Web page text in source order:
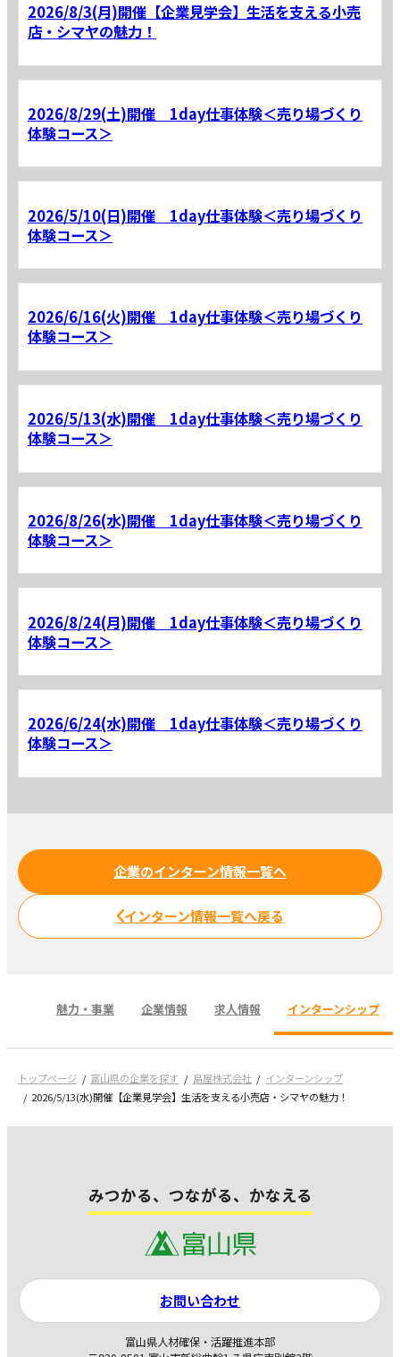
2026/8/3(月)開催【企業見学会】生活を支える小売
店・シマヤの魅力！
2026/8/29(土)開催 1day仕事体験＜売り場づくり
体験コース＞
2026/5/10(日)開催 1day仕事体験＜売り場づくり
体験コース＞
2026/6/16(火)開催 1day仕事体験＜売り場づくり
体験コース＞
2026/5/13(水)開催 1day仕事体験＜売り場づくり
体験コース＞
2026/8/26(水)開催 1day仕事体験＜売り場づくり
体験コース＞
2026/8/24(月)開催 1day仕事体験＜売り場づくり
体験コース＞
2026/6/24(水)開催 1day仕事体験＜売り場づくり
体験コース＞
企業のインターン情報一覧へ
インターン情報一覧へ戻る
魅力・事業 企業情報 求人情報 インターンシップ
トップページ 富山県の企業を探す 島屋株式会社
インターンシップ
2026/5/13(水)開催【企業見学会】生活を支える小売店・シマヤの魅力！
みつかる、つながる、かなえる
富山県人材確保・活躍推進本部
お問い合わせ